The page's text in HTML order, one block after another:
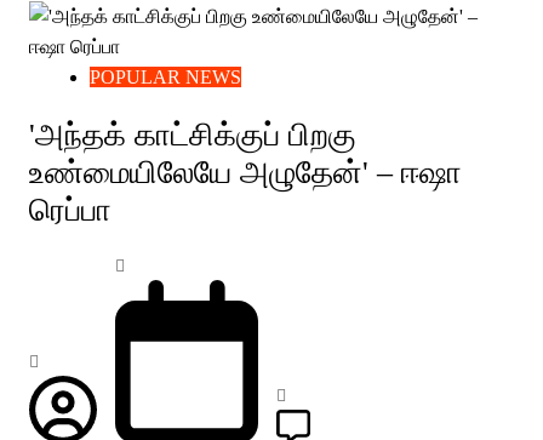
POPULAR NEWS
'அந்தக் காட்சிக்குப் பிறகு
உண்மையிலேயே அழுதேன்' – ஈஷா
ரெப்பா